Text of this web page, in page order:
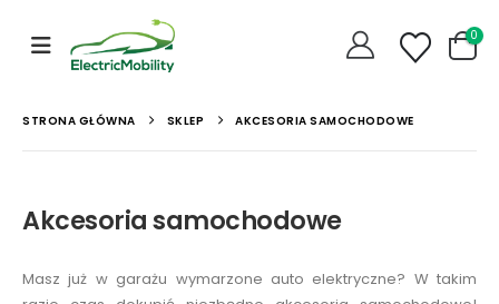
0
STRONA GŁÓWNA SKLEP AKCESORIA SAMOCHODOWE
Akcesoria samochodowe
Masz już w garażu wymarzone auto elektryczne? W takim